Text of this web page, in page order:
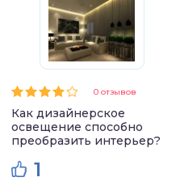
0 отзывов
Как дизайнерское
освещение способно
преобразить интерьер?
1